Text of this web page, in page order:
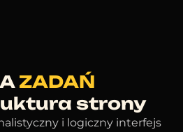
ZADAŃ
strony
i logiczny interfejs